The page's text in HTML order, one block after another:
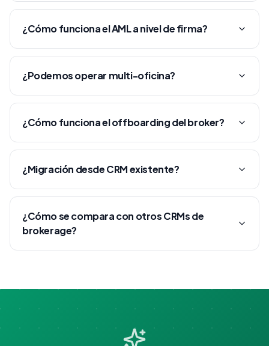
¿Cómo funciona el AML a nivel de firma?
¿Podemos operar multi-oficina?
¿Cómo funciona el offboarding del broker?
¿Migración desde CRM existente?
¿Cómo se compara con otros CRMs de
brokerage?